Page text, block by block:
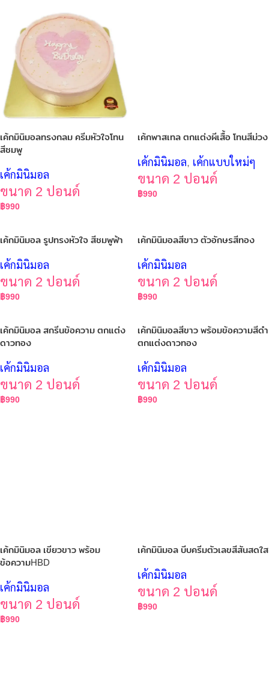
เค้กมินิมอลทรงกลม ครีมหัวใจโทน
สีชมพู
เค้กมินิมอล
ขนาด 2 ปอนด์
฿990
เค้กพาสเทล ตกแต่งผีเสื้อ โทนสีม่วง
เค้กมินิมอล, เค้กแบบใหม่ๆ
ขนาด 2 ปอนด์
฿990
เค้กมินิมอล รูปทรงหัวใจ สีชมพูฟ้า
เค้กมินิมอล
ขนาด 2 ปอนด์
฿990
เค้กมินิมอลสีขาว ตัวอักษรสีทอง
เค้กมินิมอล
ขนาด 2 ปอนด์
฿990
เค้กมินิมอล สกรีนข้อความ ตกแต่ง
ดาวทอง
เค้กมินิมอล
ขนาด 2 ปอนด์
฿990
เค้กมินิมอลสีขาว พร้อมข้อความสีดำ
ตกแต่งดาวทอง
เค้กมินิมอล
ขนาด 2 ปอนด์
฿990
เค้กมินิมอล เขียวขาว พร้อม
ข้อความHBD
เค้กมินิมอล
ขนาด 2 ปอนด์
฿990
เค้กมินิมอล บีบครีมตัวเลขสีสันสดใส
เค้กมินิมอล
ขนาด 2 ปอนด์
฿990